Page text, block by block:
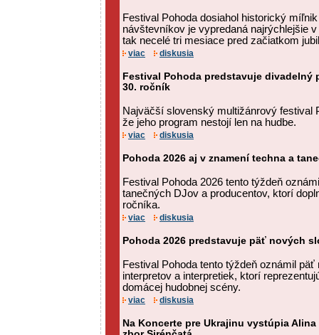
Festival Pohoda dosiahol historický
návštevníkov je vypredaná najrýchlejšie
tak necelé tri mesiace pred začiatkom
viac diskusia
Festival Pohoda predstavuje divadelný
30. ročník
Najväčší slovenský multižánrový festival
že jeho program nestojí len na hudbe.
viac diskusia
Pohoda 2026 aj v znamení techna a
Festival Pohoda 2026 tento týždeň
tanečných DJov a producentov, ktorí
ročníka.
viac diskusia
Pohoda 2026 predstavuje päť nových
Festival Pohoda tento týždeň oznámil
interpretov a interpretiek, ktorí
domácej hudobnej scény.
viac diskusia
Na Koncerte pre Ukrajinu vystúpia Alina